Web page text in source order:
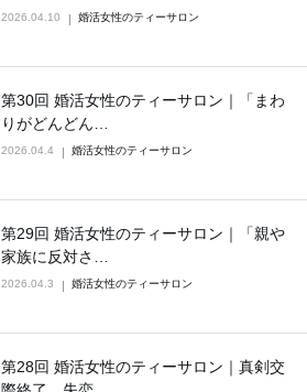
2026.04.10 婚活女性のティーサロン
第30回 婚活女性のティーサロン｜「まわ
りがどんどん…
2026.04.4 婚活女性のティーサロン
第29回 婚活女性のティーサロン｜「親や
家族に反対さ…
2026.04.3 婚活女性のティーサロン
第28回 婚活女性のティーサロン｜真剣交